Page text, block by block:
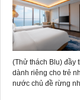
(Thử thách Blu) đầy
dành riêng cho trẻ
nước chủ đề rừng